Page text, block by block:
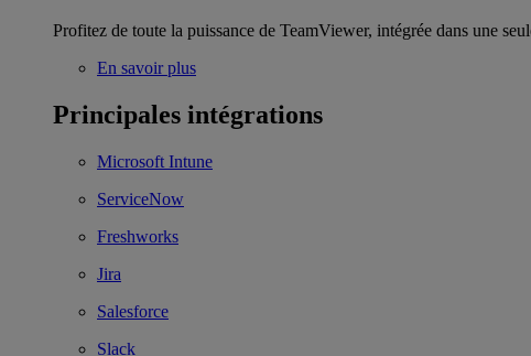
Profitez de toute la puissance de TeamViewer, intégrée dans une
En savoir plus
Principales intégrations
Microsoft Intune
ServiceNow
Freshworks
Jira
Salesforce
Slack